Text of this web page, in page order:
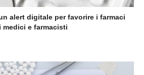
alert digitale per favorire i farmaci
e farmacisti